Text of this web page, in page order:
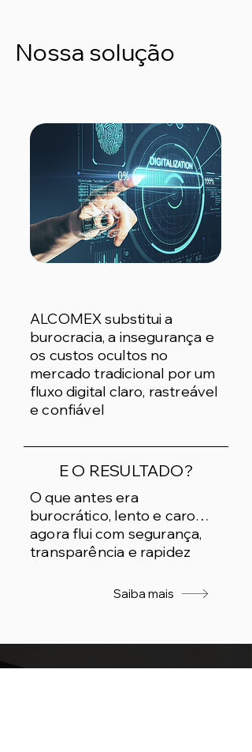
Nossa solução
ALCOMEX substitui a
burocracia, a insegurança e
os custos ocultos no
mercado tradicional por um
fluxo digital claro, rastreável
e confiável
E O RESULTADO?
O que antes era
burocrático, lento e caro…
agora flui com segurança,
transparência e rapidez
Saiba mais